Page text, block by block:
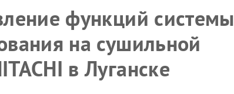
функций системы
на сушильной
в Луганске